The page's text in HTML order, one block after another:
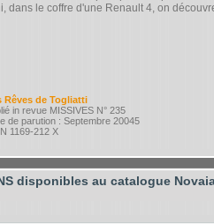
dans le coffre d'une Renault 4, on
Rêves de Togliatti
in revue MISSIVES N° 235
de parution : Septembre 20045
1169-212 X
disponibles au catalogue